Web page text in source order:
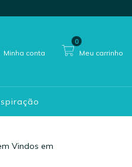
Minha conta Meu carrinho
0
Vindos em